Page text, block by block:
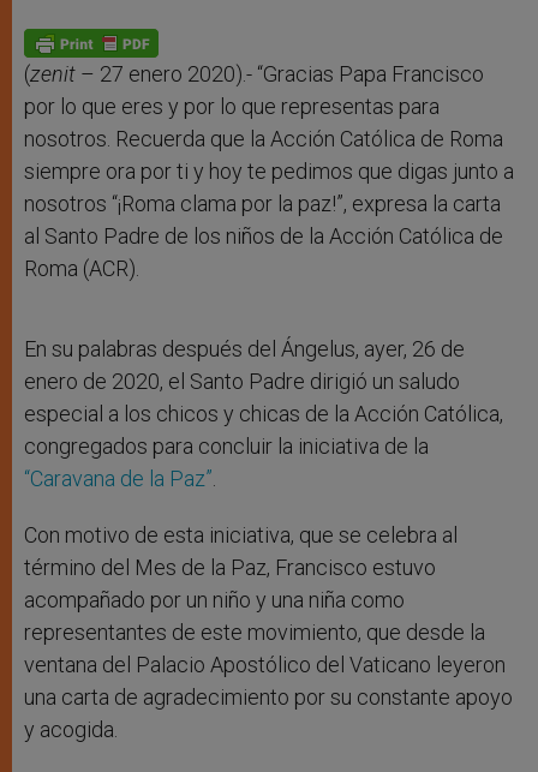
p
p
g
e
r
o
k
(zenit – 27 enero 2020).- “Gracias Papa Francisco
por lo que eres y por lo que representas para
nosotros. Recuerda que la Acción Católica de Roma
siempre ora por ti y hoy te pedimos que digas junto a
nosotros “¡Roma clama por la paz!”, expresa la carta
al Santo Padre de los niños de la Acción Católica de
Roma (ACR).
En su palabras después del Ángelus, ayer, 26 de
enero de 2020, el Santo Padre dirigió un saludo
especial a los chicos y chicas de la Acción Católica,
congregados para concluir la iniciativa de la
“Caravana de la Paz”.
Con motivo de esta iniciativa, que se celebra al
término del Mes de la Paz, Francisco estuvo
acompañado por un niño y una niña como
representantes de este movimiento, que desde la
ventana del Palacio Apostólico del Vaticano leyeron
una carta de agradecimiento por su constante apoyo
y acogida.